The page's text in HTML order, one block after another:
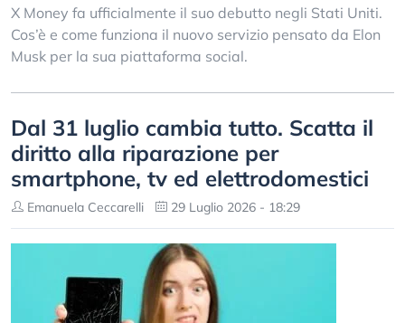
X Money fa ufficialmente il suo debutto negli Stati Uniti.
Cos’è e come funziona il nuovo servizio pensato da Elon
Musk per la sua piattaforma social.
Dal 31 luglio cambia tutto. Scatta il
diritto alla riparazione per
smartphone, tv ed elettrodomestici
Emanuela Ceccarelli 29 Luglio 2026 - 18:29